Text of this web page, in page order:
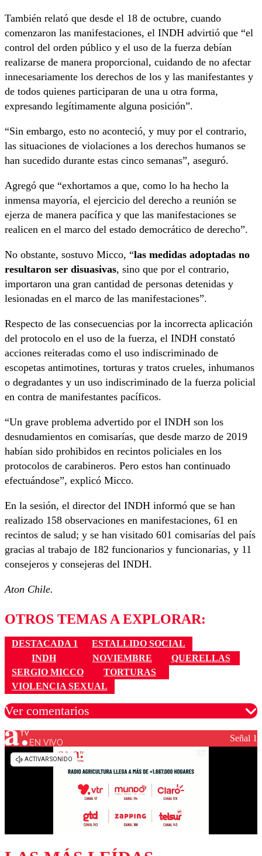
También relató que desde el 18 de octubre, cuando
comenzaron las manifestaciones, el INDH advirtió que “el
control del orden público y el uso de la fuerza debían
realizarse de manera proporcional, cuidando de no afectar
innecesariamente los derechos de los y las manifestantes y
de todos quienes participaran de una u otra forma,
expresando legítimamente alguna posición”.
“Sin embargo, esto no aconteció, y muy por el contrario,
las situaciones de violaciones a los derechos humanos se
han sucedido durante estas cinco semanas”, aseguró.
Agregó que “exhortamos a que, como lo ha hecho la
inmensa mayoría, el ejercicio del derecho a reunión se
ejerza de manera pacífica y que las manifestaciones se
realicen en el marco del estado democrático de derecho”.
No obstante, sostuvo Micco, “las medidas adoptadas no
resultaron ser disuasivas, sino que por el contrario,
importaron una gran cantidad de personas detenidas y
lesionadas en el marco de las manifestaciones”.
Respecto de las consecuencias por la incorrecta aplicación
del protocolo en el uso de la fuerza, el INDH constató
acciones reiteradas como el uso indiscriminado de
escopetas antimotines, torturas y tratos crueles, inhumanos
o degradantes y un uso indiscriminado de la fuerza policial
en contra de manifestantes pacíficos.
“Un grave problema advertido por el INDH son los
desnudamientos en comisarías, que desde marzo de 2019
habían sido prohibidos en recintos policiales en los
protocolos de carabineros. Pero estos han continuado
efectuándose”, explicó Micco.
En la sesión, el director del INDH informó que se han
realizado 158 observaciones en manifestaciones, 61 en
recintos de salud; y se han visitado 601 comisarías del país
gracias al trabajo de 182 funcionarios y funcionarias, y 11
consejeros y consejeras del INDH.
Aton Chile.
OTROS TEMAS A EXPLORAR:
DESTACADA 1
ESTALLIDO SOCIAL
INDH
NOVIEMBRE
QUERELLAS
SERGIO MICCO
TORTURAS
VIOLENCIA SEXUAL
Ver comentarios
Los comentarios son moderados para garantizar un
EN VIVO Señal 1